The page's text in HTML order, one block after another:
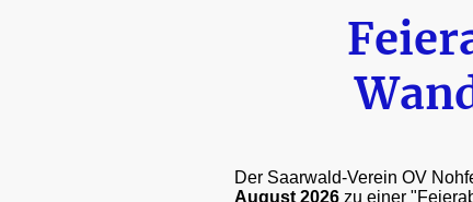
Der Saarwald-Verein OV
August 2026zu einer